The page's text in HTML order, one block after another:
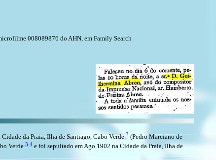
008089876 do AHN, em Family Search
da Praia, Ilha de Santiago, Cabo Verde.3(Pedro Marciano de
Verde3 4e foi sepultado em Ago 1902 na Cidade da Praia, Ilha de